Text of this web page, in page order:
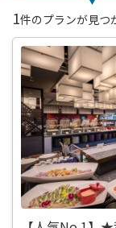
1件のプランが見つ